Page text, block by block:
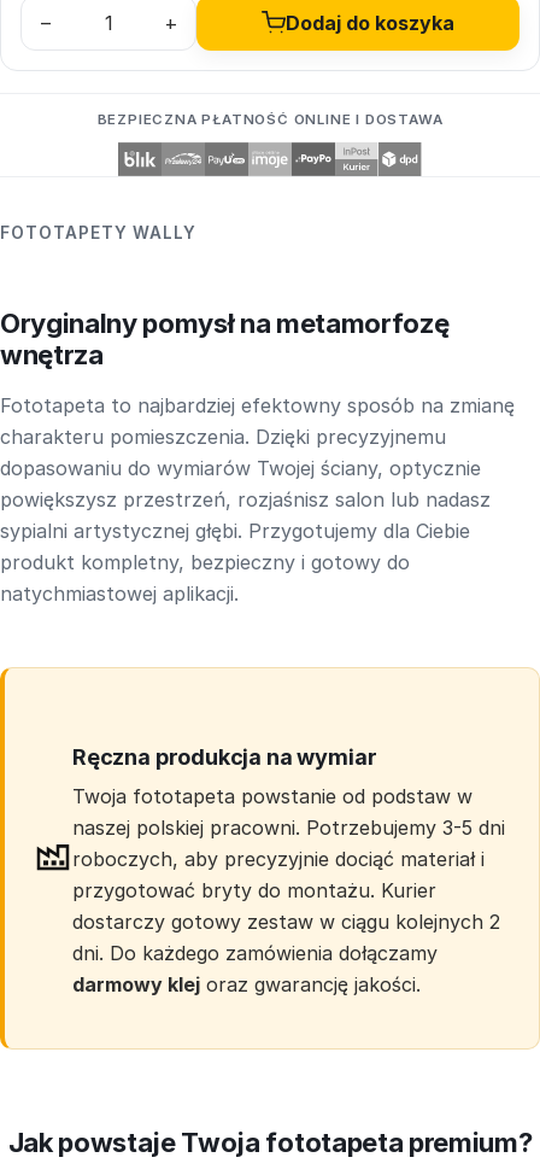
– + Dodaj do koszyka
BEZPIECZNA PŁATNOŚĆ ONLINE I DOSTAWA
FOTOTAPETY WALLY
Oryginalny pomysł na metamorfozę
wnętrza
Fototapeta to najbardziej efektowny sposób na zmianę
charakteru pomieszczenia. Dzięki precyzyjnemu
dopasowaniu do wymiarów Twojej ściany, optycznie
powiększysz przestrzeń, rozjaśnisz salon lub nadasz
sypialni artystycznej głębi. Przygotujemy dla Ciebie
produkt kompletny, bezpieczny i gotowy do
natychmiastowej aplikacji.
Ręczna produkcja na wymiar
Twoja fototapeta powstanie od podstaw w
naszej polskiej pracowni. Potrzebujemy 3-5 dni
roboczych, aby precyzyjnie dociąć materiał i
przygotować bryty do montażu. Kurier
dostarczy gotowy zestaw w ciągu kolejnych 2
dni. Do każdego zamówienia dołączamy
darmowy klej oraz gwarancję jakości.
Jak powstaje Twoja fototapeta premium?